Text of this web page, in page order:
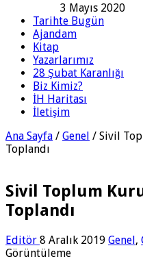
3 Mayıs 2020
Tarihte Bugün
Ajandam
Kitap
Yazarlarımız
28 Şubat Karanlığı
Biz Kimiz?
İH Haritası
İletişim
Ana Sayfa / Genel / Sivil
Toplandı
Sivil Toplum
Toplandı
Editör 8 Aralık 2019 Genel ,
Görüntüleme